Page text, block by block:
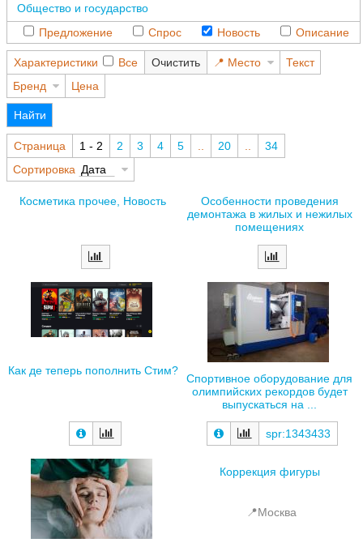
Общество и государство
Предложение Спрос Новость Описание
Характеристики Все Очистить Место
Текст
Бренд
Цена
Найти
Страница 1 - 2 2 3 4 5 20
34
Сортировка Дата
Косметика прочее, Новость
Особенности проведения
демонтажа в жилых и нежилых
помещениях
Как де теперь пополнить Стим?
Спортивное оборудование для
олимпийских рекордов будет
выпускаться на ...
spr:1343433
Коррекция фигуры
📍Москва